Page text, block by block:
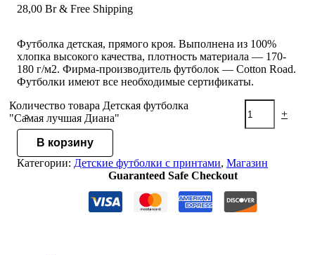
28,00 Br & Free Shipping
Футболка детская, прямого кроя. Выполнена из 100%
хлопка высокого качества, плотность материала — 170-
180 г/м2. Фирма-производитель футболок — Cotton Road.
Футболки имеют все необходимые сертификаты.
-
Количество товара Детская футболка
"Самая лучшая Диана"
+
В корзину
Категории: Детские футболки с принтами, Магазин
Guaranteed Safe Checkout